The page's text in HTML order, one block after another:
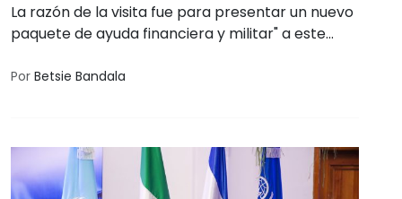
La razón de la visita fue para presentar un nuevo
paquete de ayuda financiera y militar" a este
Por Betsie Bandala